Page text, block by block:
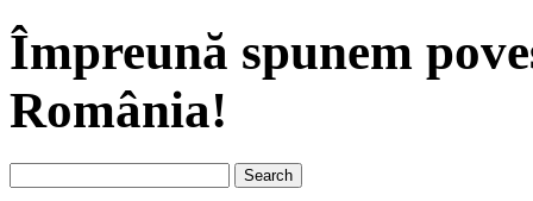
Împreună spunem
România!